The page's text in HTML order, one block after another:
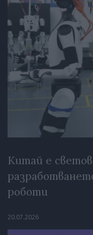
Китай е
роботи
20.07.2026